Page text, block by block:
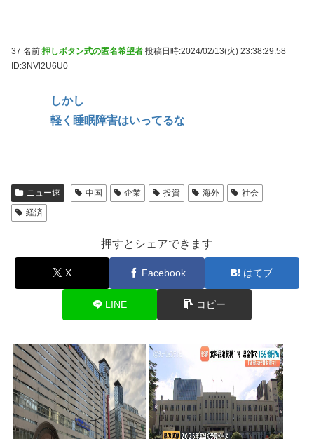
37 名前:押しボタン式の匿名希望者 投稿日時:2024/02/13(火) 23:38:29.58
ID:3NVl2U6U0
しかし
軽く睡眠障害はいってるな
ニュー速 中国 企業 投資 海外
社会
経済
押すとシェアできます
X Facebook はてブ
LINE コピー